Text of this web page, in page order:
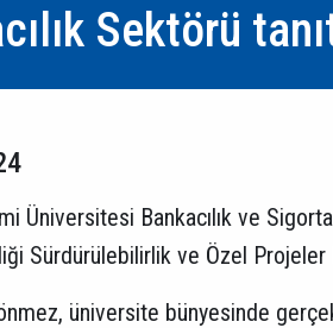
Sektörü
Üniversitesi Bankacılık ve
Sürdürülebilirlik ve Özel
üniversite bünyesinde